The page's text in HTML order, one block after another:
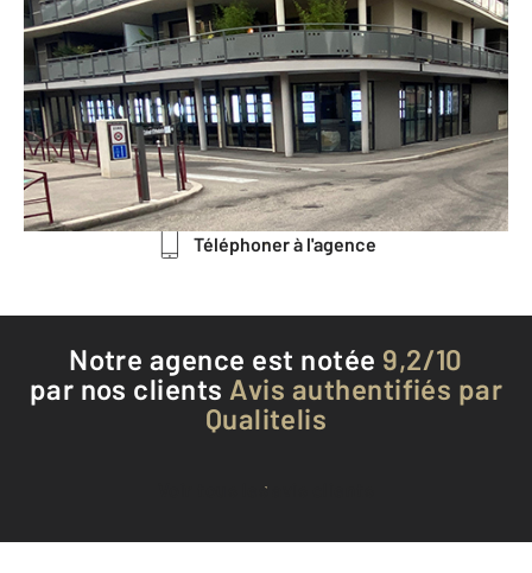
CENTURY 21 Immobilier Batigimm
19 avenue Maréchal Leclerc Angle 27
rue Victor Hugo
BOURGOIN JALLIEU - 38300
Envoyer un message
Téléphoner à l'agence
Notre agence est notée 9,2/10
par nos clients Avis authentifiés par
Qualitelis
Voir tous les avis clients